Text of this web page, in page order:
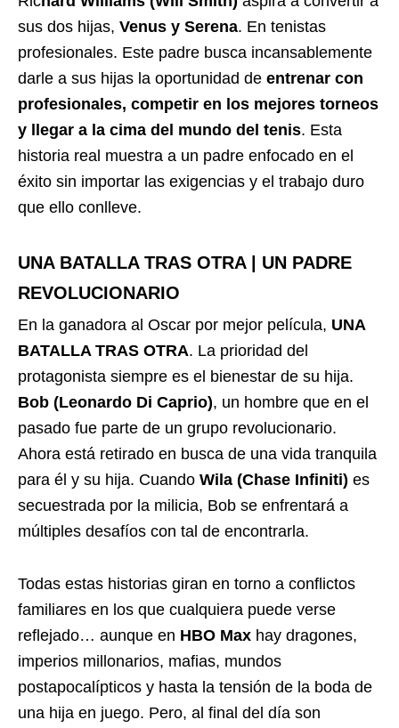
sus dos hijas, Venus y Serena. En tenistas
profesionales. Este padre busca incansablemente
darle a sus hijas la oportunidad de entrenar con
profesionales, competir en los mejores torneos
y llegar a la cima del mundo del tenis. Esta
historia real muestra a un padre enfocado en el
éxito sin importar las exigencias y el trabajo duro
que ello conlleve.
UNA BATALLA TRAS OTRA | UN PADRE
REVOLUCIONARIO
En la ganadora al Oscar por mejor película, UNA
BATALLA TRAS OTRA. La prioridad del
protagonista siempre es el bienestar de su hija.
Bob (Leonardo Di Caprio), un hombre que en el
pasado fue parte de un grupo revolucionario.
Ahora está retirado en busca de una vida tranquila
para él y su hija. Cuando Wila (Chase Infiniti) es
secuestrada por la milicia, Bob se enfrentará a
múltiples desafíos con tal de encontrarla.
Todas estas historias giran en torno a conflictos
familiares en los que cualquiera puede verse
reflejado… aunque en HBO Max hay dragones,
imperios millonarios, mafias, mundos
postapocalípticos y hasta la tensión de la boda de
una hija en juego. Pero, al final del día son